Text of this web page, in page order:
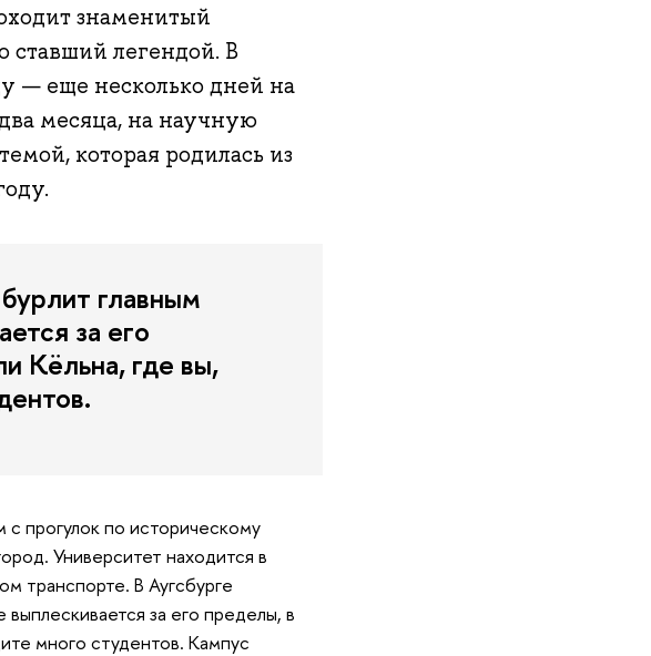
знаменитый
ставший легендой. В
— еще несколько дней на
месяца, на научную
которая родилась из
главным
за его
Кёльна, где вы,
с прогулок по историческому
Университет находится в
транспорте. В Аугсбурге
за его пределы, в
много студентов. Кампус